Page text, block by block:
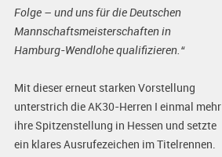
Folge – und uns für die Deutschen
Mannschaftsmeisterschaften in
Hamburg-Wendlohe qualifizieren.“
Mit dieser erneut starken Vorstellung
unterstrich die AK30-Herren I einmal mehr
ihre Spitzenstellung in Hessen und setzte
ein klares Ausrufezeichen im Titelrennen.